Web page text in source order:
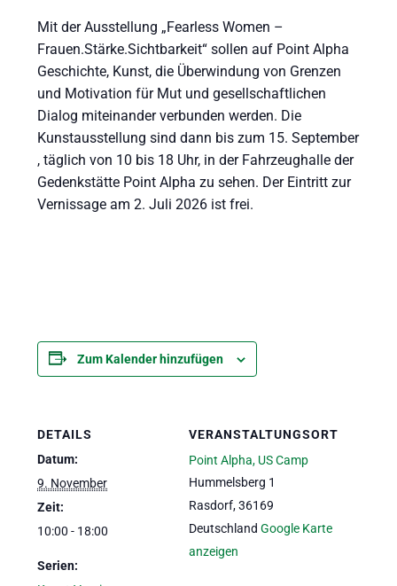
Mit der Ausstellung „Fearless Women –
Frauen.Stärke.Sichtbarkeit“ sollen auf Point Alpha
Geschichte, Kunst, die Überwindung von Grenzen
und Motivation für Mut und gesellschaftlichen
Dialog miteinander verbunden werden. Die
Kunstausstellung sind dann bis zum 15. September
, täglich von 10 bis 18 Uhr, in der Fahrzeughalle der
Gedenkstätte Point Alpha zu sehen. Der Eintritt zur
Vernissage am 2. Juli 2026 ist frei.
Zum Kalender hinzufügen
DETAILS
Datum:
9. November
Zeit:
10:00 - 18:00
Serien:
VERANSTALTUNGSORT
Point Alpha, US Camp
Hummelsberg 1
Rasdorf, 36169
Deutschland Google Karte
anzeigen